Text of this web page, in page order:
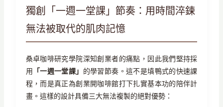
獨創「一週一堂課」節奏：用時間淬鍊
無法被取代的肌肉記憶
桑卓咖啡研究學院深知創業者的痛點，因此我們堅持採
用 「一週一堂課」 的學習節奏。這不是填鴨式的快速課
程，而是真正為創業開咖啡館打下扎實基本功的陪伴計
畫。這樣的設計具備三大無法複製的絕對優勢：